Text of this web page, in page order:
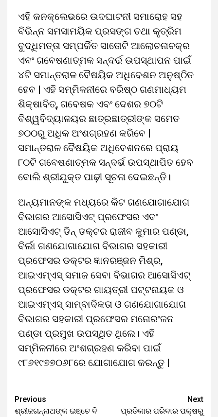
ଏହି କନକ୍ଲେଭରେ ଉଦଘାଟନୀ ସମାରୋହ ସହ
ବିଭିନ୍ନ ସମସାମୟିକ ପ୍ରସଙ୍ଗ ତଥା କୃତ୍ରିମ
ବୁଦ୍ଧିମତ୍ତା ସମ୍ପର୍କିତ ସାତୋଟି ଆଲୋଚନାଚକ୍ର
ଏବଂ ଗବେଷଣାତ୍ମକ ସନ୍ଦର୍ଭ ଉପସ୍ଥାପନ ପାଇଁ
୪ଟି ସମାନ୍ତରାଳ ବୈଷୟିକ ଅଧିବେଶନ ଅନୁଷ୍ଠିତ
ହେବ | ଏହି ସମ୍ମିଳନୀରେ ବରିଷ୍ଠ ଗଣମାଧ୍ୟମ
ଶିକ୍ଷାବିତ୍, ଗବେଷକ ଏବଂ ଦେଶର ୭୦ଟି
ବିଶ୍ୱବିଦ୍ୟାଳୟର ଛାତ୍ରଛାତ୍ରୀଙ୍କ ସମେତ
୭୦୦ରୁ ଅଧିକ ଅଂଶଗ୍ରହଣ କରିବେ |
ସମାନ୍ତରାଳ ବୈଷୟିକ ଅଧିବେଶନରେ ପ୍ରାୟ
୮୦ଟି ଗବେଷଣାତ୍ମକ ସନ୍ଦର୍ଭ ଉପସ୍ଥାପିତ ହେବ
ବୋଲି ଶ୍ରୀଯୁକ୍ତ ପାଢ଼ୀ ସୂଚନା ଦେଇଛନ୍ତି।
ଅନ୍ୟମାନଙ୍କ ମଧ୍ୟରେ କିଟ ଗଣଯୋଗାଯୋଗ
ବିଭାଗର ଆସୋସିଏଟ୍ ପ୍ରଫେସର ଏବଂ
ଆସୋସିଏଟ୍ ଡିନ୍ ଡକ୍ଟର ରାଜୀବ କୁମାର ପଣ୍ଡା,
ବିର୍ଲା ଗଣଯୋଗାଯୋଗ ବିଭାଗର ସହକାରୀ
ପ୍ରଫେସର ଡକ୍ଟର ଜ୍ଞାନରଞ୍ଜନ ମିଶ୍ର,
ଆଇଏମ୍ଏସ୍ ସମାଜ ସେବା ବିଭାଗର ଆସୋସିଏଟ୍
ପ୍ରଫେସର ଡକ୍ଟର ଗାୟତ୍ରୀ ପଟ୍ଟନାୟକ ଓ
ଆଇଏମ୍ଏସ୍ ସାମ୍ବାଦିକତା ଓ ଗଣଯୋଗାଯୋଗ
ବିଭାଗର ସହକାରୀ ପ୍ରଫେସର ମନୋରଂଜନ
ପଣ୍ଡା ପ୍ରମୁଖ ଉପସ୍ଥିତ ଥିଲେ। ଏହି
ସମ୍ମିଳନୀରେ ଅଂଶଗ୍ରହଣ କରିବା ପାଇଁ
୯୮୬୧୯୭୭୦୬୮ରେ ଯୋଗାଯୋଗ କରନ୍ତୁ |
Previous
ଶ୍ରୀଜଗନ୍ନାଥଙ୍କ ଇଞ୍ଚେ ବି
Next
ପ୍ରତିକାର ପରିବାର ପକ୍ଷରୁ